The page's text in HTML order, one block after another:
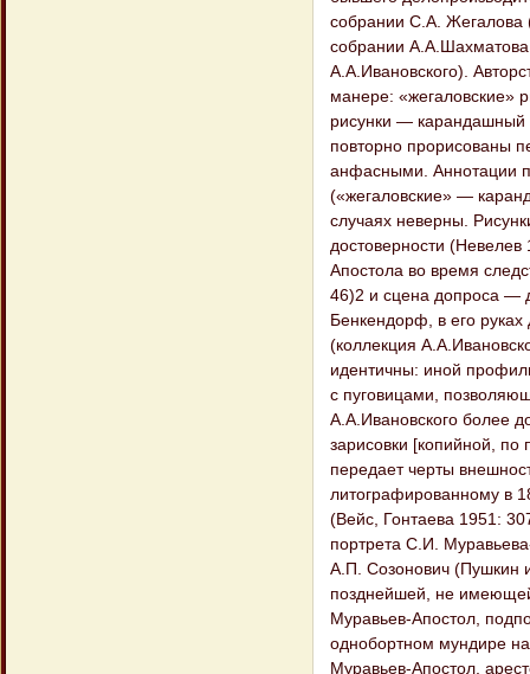
собрании С.А. Жегалова
собрании А.А.Шахматова
А.А.Ивановского).
манере: «жегаловские»
рисунки — карандашный
повторно прорисованы
анфасными. Аннотации
(«жегаловские» —
случаях неверны.
достоверности
Апостола во время
46)2 и сцена допроса —
Бенкендорф, в его
(коллекция
идентичны: иной
с пуговицами,
А.А.Ивановского более
зарисовки [копийной,
передает черты
литографированному в
(Вейс, Гонтаева 1951:
портрета С.И.
А.П. Созонович (Пушкин
позднейшей, не имеющей
Муравьев-Апостол,
однобортном мундире
Муравьев-Апостол,